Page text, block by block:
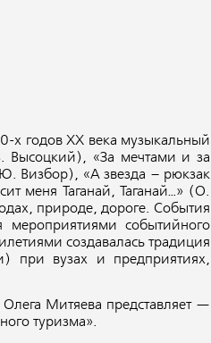
х годов XX века музыкальный
Высоцкий), «За мечтами и за
Визбор), «А звезда – рюкзак
меня Таганай, Таганай…» (О.
природе, дороге. События
мероприятиями событийного
создавалась традиция
при вузах и предприятиях,
Митяева представляет —
туризма».